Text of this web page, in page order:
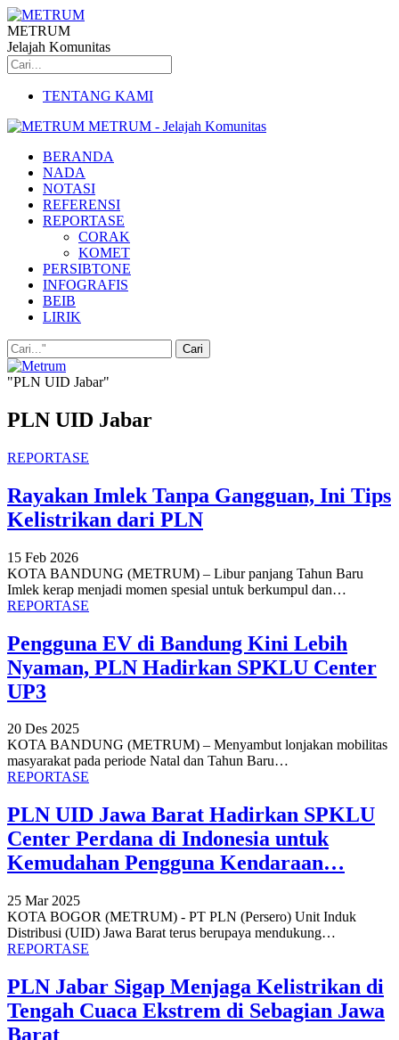
METRUM
Jelajah Komunitas
TENTANG KAMI
METRUM - Jelajah Komunitas
BERANDA
NADA
NOTASI
REFERENSI
REPORTASE
CORAK
KOMET
PERSIBTONE
INFOGRAFIS
BEIB
LIRIK
"PLN UID Jabar"
PLN UID Jabar
REPORTASE
Rayakan Imlek Tanpa Gangguan, Ini Tips
Kelistrikan dari PLN
15 Feb 2026
KOTA BANDUNG (METRUM) – Libur panjang Tahun Baru
Imlek kerap menjadi momen spesial untuk berkumpul dan…
REPORTASE
Pengguna EV di Bandung Kini Lebih
Nyaman, PLN Hadirkan SPKLU Center
UP3
20 Des 2025
KOTA BANDUNG (METRUM) – Menyambut lonjakan mobilitas
masyarakat pada periode Natal dan Tahun Baru…
REPORTASE
PLN UID Jawa Barat Hadirkan SPKLU
Center Perdana di Indonesia untuk
Kemudahan Pengguna Kendaraan…
25 Mar 2025
KOTA BOGOR (METRUM) - PT PLN (Persero) Unit Induk
Distribusi (UID) Jawa Barat terus berupaya mendukung…
REPORTASE
PLN Jabar Sigap Menjaga Kelistrikan di
Tengah Cuaca Ekstrem di Sebagian Jawa
Barat